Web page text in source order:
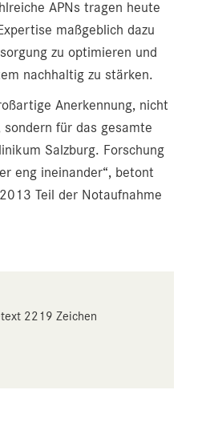
APNs tragen heute
maßgeblich dazu
zu optimieren und
nachhaltig zu stärken.
Anerkennung, nicht
für das gesamte
Salzburg. Forschung
eng ineinander“, betont
Teil der Notaufnahme
2219 Zeichen